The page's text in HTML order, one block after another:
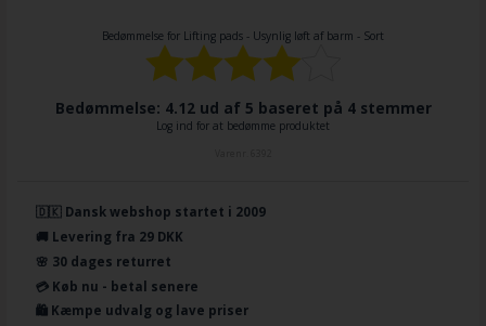
Bedømmelse for Lifting pads - Usynlig løft af barm - Sort
Bedømmelse: 4.12 ud af 5 baseret på 4stemmer
Log ind for at bedømme produktet
🇩🇰 Dansk webshop startet i 2009
🚚 Levering fra 29 DKK
🌸 30 dages returret
💳 Køb nu - betal senere
🛍️ Kæmpe udvalg og lave priser